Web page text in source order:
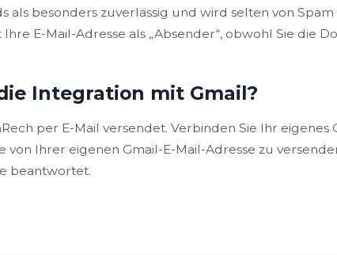
als besonders zuverlässig und wird selten von
E-Mail-Adresse als „Absender“, obwohl Sie die
Integration mit Gmail?
per E-Mail versendet. Verbinden Sie Ihr eigenes
Ihrer eigenen Gmail-E-Mail-Adresse zu
beantwortet.